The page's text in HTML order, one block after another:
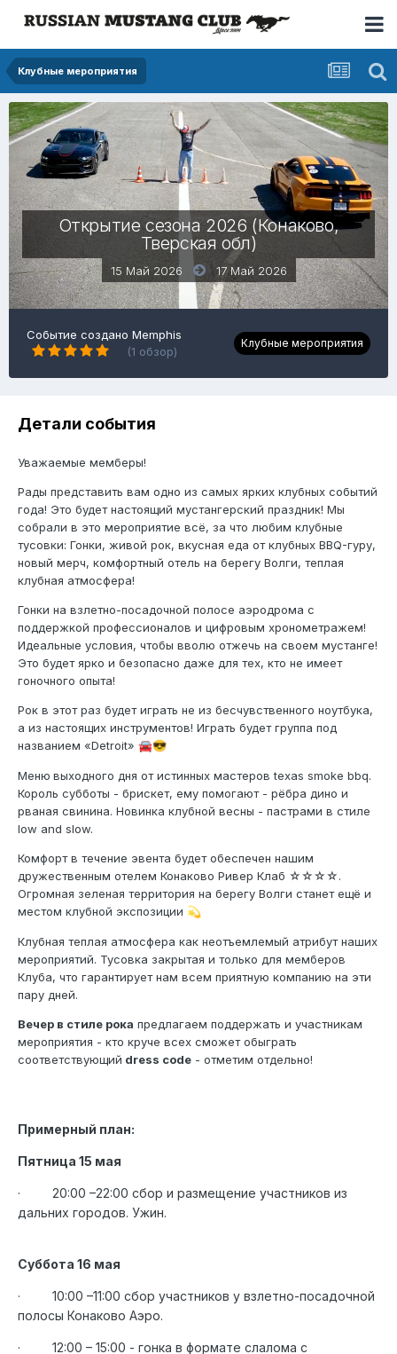
Клубные мероприятия
Открытие сезона 2026 (Конаково,
Тверская обл)
15 Май 2026 17 Май 2026
Событие создано Memphis
(1 обзор)
Клубные мероприятия
Детали события
Уважаемые мемберы!
Рады представить вам одно из самых ярких клубных событий
года! Это будет настоящий мустангерский праздник! Мы
собрали в это мероприятие всё, за что любим клубные
тусовки: Гонки, живой рок, вкусная еда от клубных BBQ-гуру,
новый мерч, комфортный отель на берегу Волги, теплая
клубная атмосфера!
Гонки на взлетно-посадочной полосе аэродрома с
поддержкой профессионалов и цифровым хронометражем!
Идеальные условия, чтобы вволю отжечь на своем мустанге!
Это будет ярко и безопасно даже для тех, кто не имеет
гоночного опыта!
Рок в этот раз будет играть не из бесчувственного ноутбука,
а из настоящих инструментов! Играть будет группа под
названием «Detroit» 🚘😎
Меню выходного дня от истинных мастеров texas smoke bbq.
Король субботы - брискет, ему помогают - рёбра дино и
рваная свинина. Новинка клубной весны - пастрами в стиле
low and slow.
Комфорт в течение эвента будет обеспечен нашим
дружественным отелем Конаково Ривер Клаб ☆☆☆☆.
Огромная зеленая территория на берегу Волги станет ещё и
местом клубной экспозиции 💫
Клубная теплая атмосфера как неотъемлемый атрибут наших
мероприятий. Тусовка закрытая и только для мемберов
Клуба, что гарантирует нам всем приятную компанию на эти
пару дней.
Вечер в стиле рока предлагаем поддержать и участникам
мероприятия - кто круче всех сможет обыграть
соответствующий dress code - отметим отдельно!
Примерный план:
Пятница 15 мая
·
20:00 –22:00 сбор и размещение участников из
дальних городов. Ужин.
Суббота 16 мая
·
10:00 –11:00 сбор участников у взлетно-посадочной
полосы Конаково Аэро.
·
12:00 – 15:00 - гонка в формате слалома с